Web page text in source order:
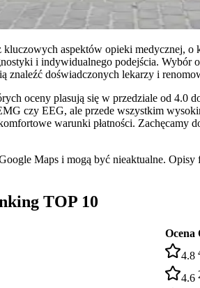
aspektów opieki medycznej,
i indywidualnego podejścia.
znaleźć doświadczonych lekarzy i
oceny plasują się w przedziale od
czy EEG, ale przede wszystkim
warunki płatności.
Maps i mogą być nieaktualne.
TOP 10
Ocena
4.8
4.6